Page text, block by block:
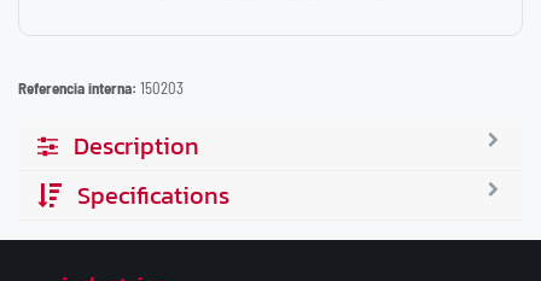
Referencia interna: 150203
Description
Specifications